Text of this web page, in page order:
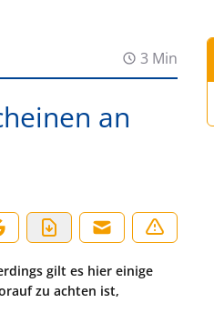
3 Min
an
gilt es hier einige
zu achten ist,